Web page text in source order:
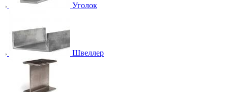
Уголок
Швеллер